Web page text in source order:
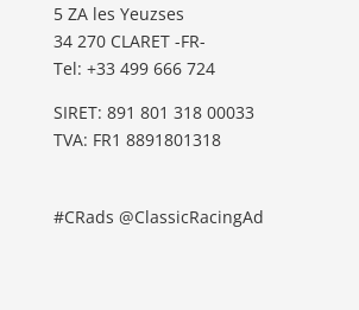
5 ZA les Yeuzses
34 270 CLARET -FR-
Tel: ‭+33 499 666 724‬
SIRET: 891 801 318 00033
TVA: FR1 8891801318
#CRads @ClassicRacingAd